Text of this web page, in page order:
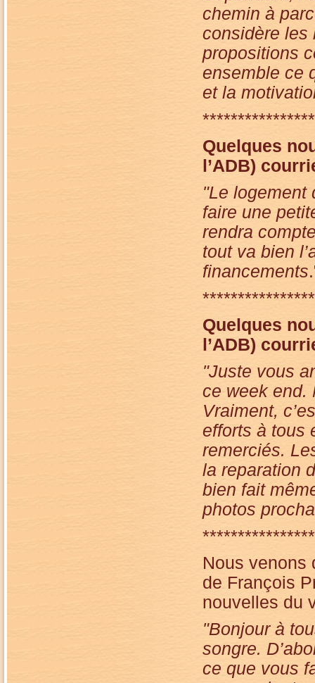
chemin à
considère les
propositions
ensemble ce
et la
Quelques
l’ADB)
"Le logement
faire une
rendra
tout va bien
financements
Quelques
l’ADB)
"Juste vous
ce week end.
Vraiment,
efforts à tous
remerciés.
la reparation
bien fait
photos
Nous venons
de François
nouvelles du
"Bonjour à
songre.
ce que vous